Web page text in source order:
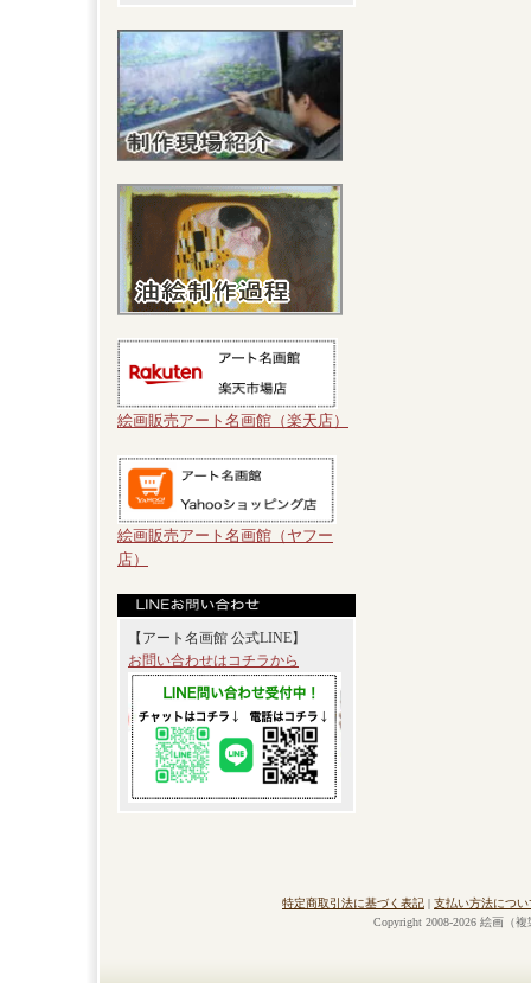
絵画販売アート名画館（楽天店）
絵画販売アート名画館（ヤフー
店）
【アート名画館 公式LINE】
お問い合わせはコチラから
特定商取引法に基づく表記 | 支払い方法につい
Copyright 2008-2026 絵画（